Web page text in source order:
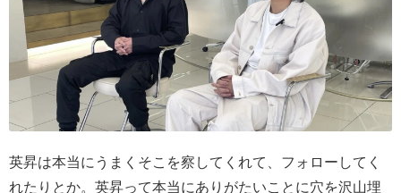
英昇は本当にうまくそこを察してくれて、フォローしてく
れたりとか。英昇って本当にありがたいことに穴を沢山埋